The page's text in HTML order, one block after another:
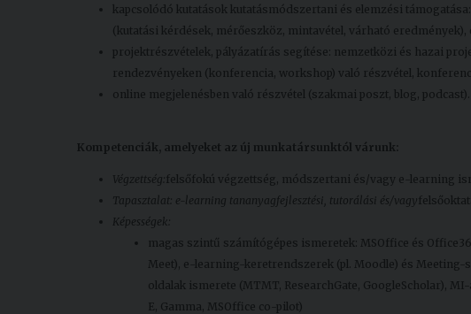
kapcsolódó kutatások kutatásmódszertani és elemzési
(kutatási kérdések, mérőeszköz, mintavétel, várható eredmények),
projektrészvételek, pályázatírás segítése: nemzetközi és hazai
rendezvényeken (konferencia, workshop) való részvétel,
online megjelenésben való részvétel (szakmai poszt, blog, podcast).
Kompetenciák, amelyeket az új munkatársunktól várunk:
Végzettség: felsőfokú végzettség, módszertani és/vagy e-learning
Tapasztalat: e-learning tananyagfejlesztési, tutorálási és/vagy
Képességek:
magas szintű számítógépes ismeretek: MSOffice és
Meet), e-learning-keretrendszerek (pl. Moodle) és
oldalak ismerete (MTMT, ResearchGate, GoogleScholar),
E, Gamma, MSOffice co-pilot)